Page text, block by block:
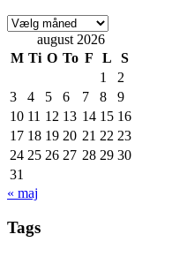
Arkiver
august 2026
M Ti O To F L
S
1
2
3
4 5 6 7 8
9
10 11 12 13 14 15 16
17 18 19 20 21 22 23
24 25 26 27 28 29 30
31
« maj
Tags